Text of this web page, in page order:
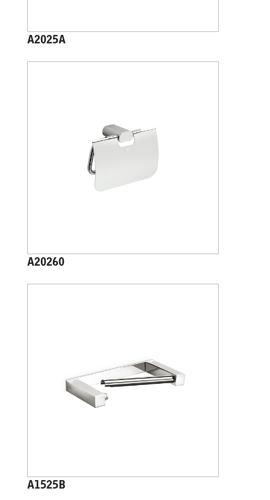
A2025A
A20260
A1525B